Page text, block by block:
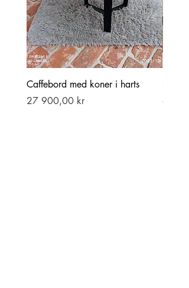
Caffebord med koner i harts
Pris
27 900,00 kr
Stor
Pris
69